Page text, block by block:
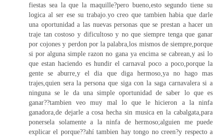
fiestas sea la que la maquille?pero bueno,esto segundo tiene su
logica al ser ese su trabajo.yo creo que tambien habia que darle
una oportunidad a las nuevas personas que se prestan a hacer un
traje tan costoso y dificultoso y no que siempre tenga que ganar
por cojones y perdon por la palabra,los mismos de siempre,porque
si por alguna simple razon no gana ya encima se cabrean,y asi lo
que estan haciendo es hundir el carnaval poco a poco,porque la
gente se aburre,y el dia que diga hermoso,ya no hago mas
trajes,quien sera la persona que siga con la saga carnavalera si a
ninguna se le da una simple oportunidad de saber lo que es
ganar??tambien veo muy mal lo que le hicieron a la ninfa
ganadora,de dejarle a cosa hecha sin musica en la cabalgata,para
ponersela solamente a la ninfa de hermoso;alguien me puede
explicar el porque??ahí tambien hay tongo no creen?y respecto a